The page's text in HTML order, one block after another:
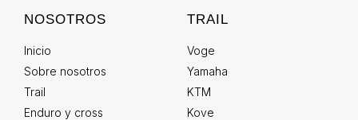
NOSOTROS
Inicio
Sobre nosotros
Trail
Enduro y cross
TRAIL
Voge
Yamaha
KTM
Kove